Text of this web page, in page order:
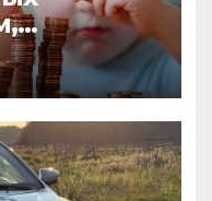
детей